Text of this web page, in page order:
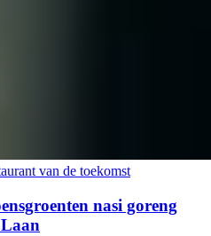
van de toekomst
nasi goreng